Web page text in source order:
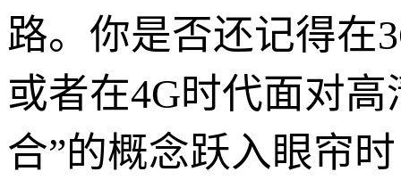
路。你是否还记得在
或者在4G时代面对
合”的概念跃入眼帘